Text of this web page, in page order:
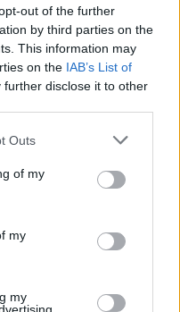
out of the further
by third parties on the
This information may
on the IAB’s List of
further disclose it to other
Outs
of my
my
my